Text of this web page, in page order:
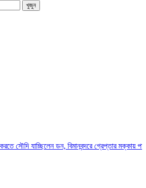
খুজুন
যাচ্ছিলেন ডন, বিমানবন্দরে গ্রেপ্তারমক্কায় পাক-সৌদি-